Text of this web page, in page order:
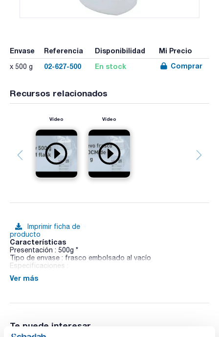
Envase Referencia Disponibilidad Mi Precio
x 500 g 02-627-500 En stock Comprar
Recursos relacionados
Vídeo Vídeo
Imprimir ficha de
producto
Características
Presentación : 500g *
Tipo de envase : frasco embolsado al vacío
Especificaciones :
02-627
Ver más
Te puede interesar